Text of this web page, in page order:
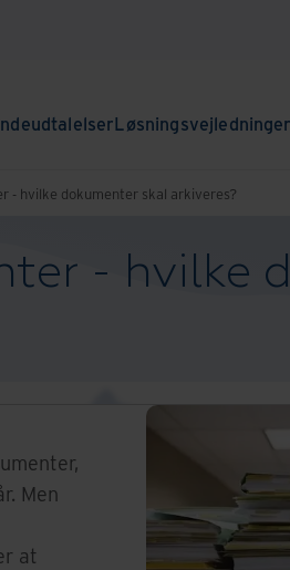
Løsningsvejledninger
- hvilke dokumenter skal arkiveres?
- hvilke
Men
at